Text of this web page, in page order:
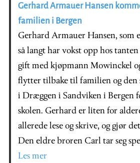
Gerhard Armauer Hansen
familien i Bergen
Gerhard Armauer Hansen, som
så langt har vokst opp hos tanten
gift med kjøpmann Mowinckel
flytter tilbake til familien og den
i Dræggen i Sandviken i Bergen
skolen. Gerhard er liten for
allerede lese og skrive, og gjør
Den eldre broren Carl tar seg
Les mer